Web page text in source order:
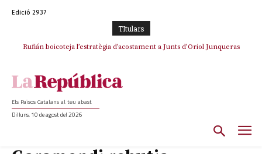
Edició 2937
TItulars
Rufián boicoteja l’estratègia d’acostament a Junts d’Oriol Junqueras
Els Països Catalans al teu abast
Dilluns, 10 de agost del 2026